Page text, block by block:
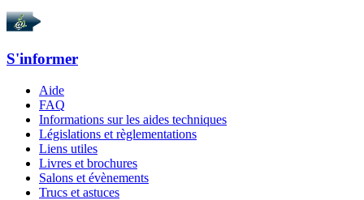
S'informer
Aide
FAQ
Informations sur les aides techniques
Législations et règlementations
Liens utiles
Livres et brochures
Salons et évènements
Trucs et astuces